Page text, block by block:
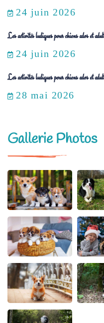
24 juin 2026
Les activités ludiques pour chiens ados et
24 juin 2026
Les activités ludiques pour chiens ados et
28 mai 2026
Gallerie Photos